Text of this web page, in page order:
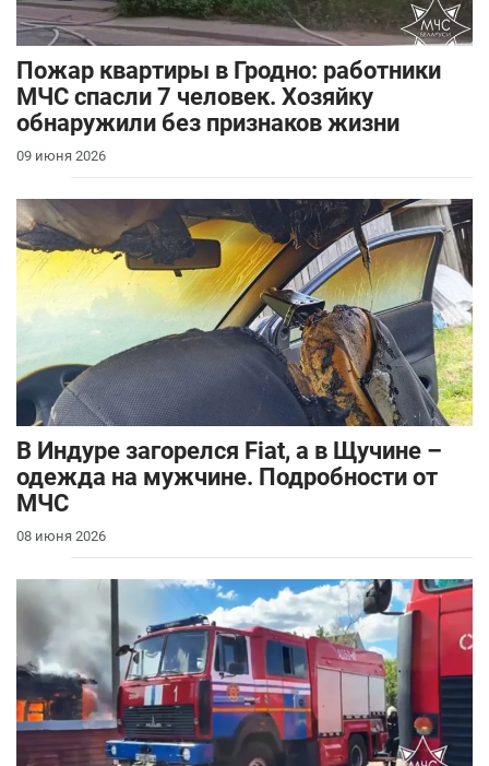
Пожар квартиры в Гродно: работники
МЧС спасли 7 человек. Хозяйку
обнаружили без признаков жизни
09 июня 2026
В Индуре загорелся Fiat, а в Щучине –
одежда на мужчине. Подробности от
МЧС
08 июня 2026